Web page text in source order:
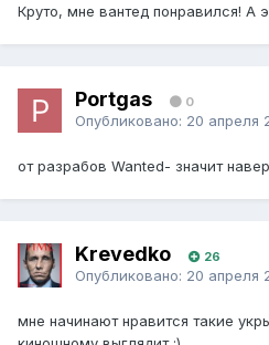
Круто, мне вантед понравился! А
Portgas 0
Опубликовано: 20 апреля
от разрабов Wanted- значит
Krevedko 26
Опубликовано: 20 апреля
мне начинают нравится такие